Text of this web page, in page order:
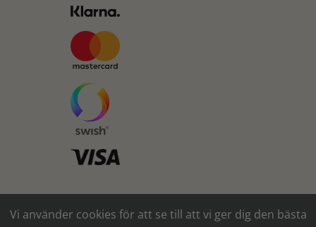
kontanter* eller
Vi använder cookies för att se till att vi ger dig den bästa